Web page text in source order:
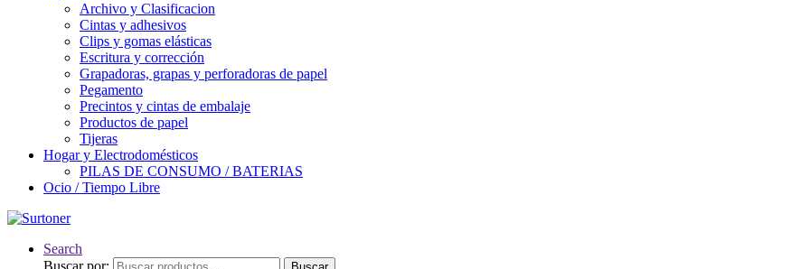
Archivo y Clasificacion
Cintas y adhesivos
Clips y gomas elásticas
Escritura y corrección
Grapadoras, grapas y perforadoras de papel
Pegamento
Precintos y cintas de embalaje
Productos de papel
Tijeras
Hogar y Electrodomésticos
PILAS DE CONSUMO / BATERIAS
Ocio / Tiempo Libre
Search
Buscar por: